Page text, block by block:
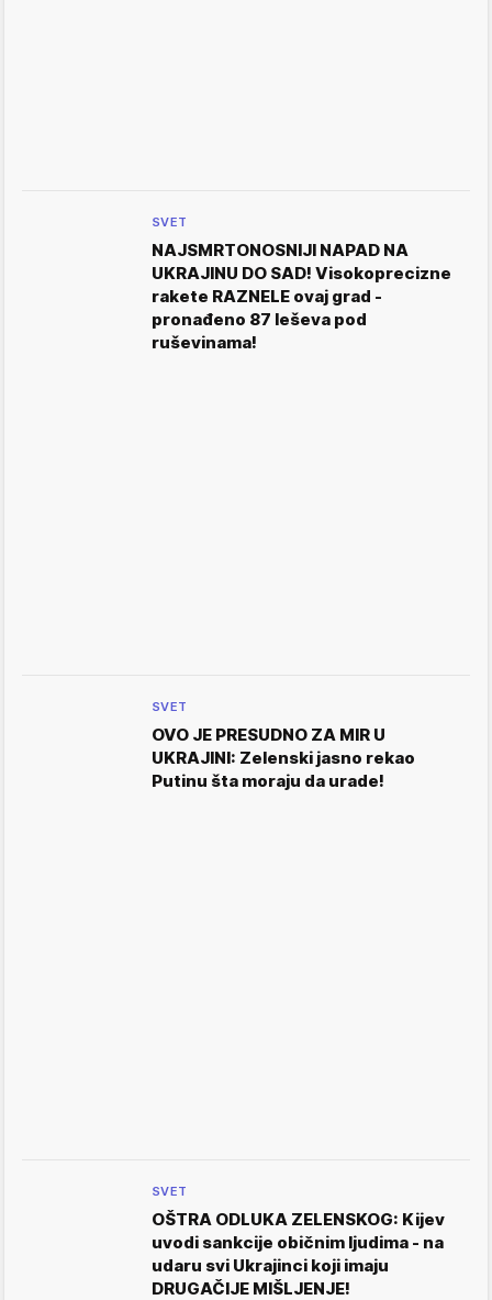
SVET
NAJSMRTONOSNIJI NAPAD NA
UKRAJINU DO SAD! Visokoprecizne
rakete RAZNELE ovaj grad -
pronađeno 87 leševa pod
ruševinama!
SVET
OVO JE PRESUDNO ZA MIR U
UKRAJINI: Zelenski jasno rekao
Putinu šta moraju da urade!
SVET
OŠTRA ODLUKA ZELENSKOG: Kijev
uvodi sankcije običnim ljudima - na
udaru svi Ukrajinci koji imaju
DRUGAČIJE MIŠLJENJE!